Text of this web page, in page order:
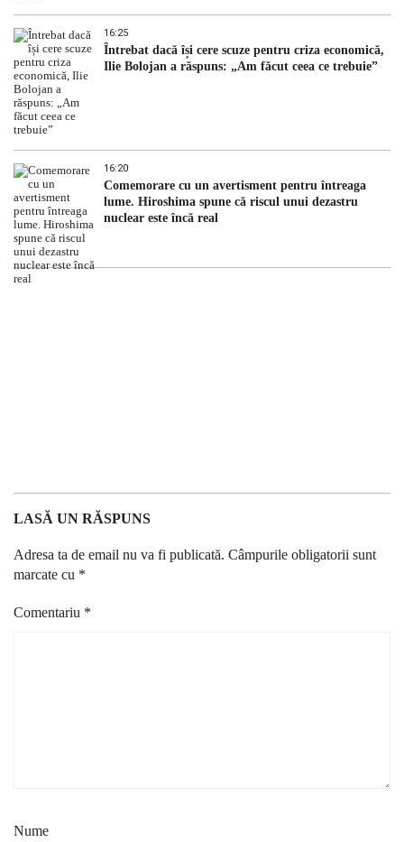
16:25
Întrebat dacă își cere scuze pentru criza economică,
Ilie Bolojan a răspuns: „Am făcut ceea ce trebuie”
16:20
Comemorare cu un avertisment pentru întreaga
lume. Hiroshima spune că riscul unui dezastru
nuclear este încă real
LASĂ UN RĂSPUNS
Adresa ta de email nu va fi publicată. Câmpurile obligatorii sunt
marcate cu *
Comentariu *
Nume